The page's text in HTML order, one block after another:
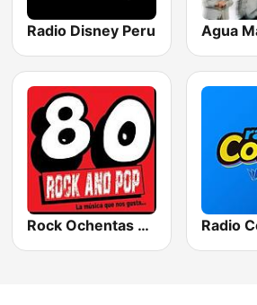
Radio Disney Peru
Rock Ochentas Radio Radio